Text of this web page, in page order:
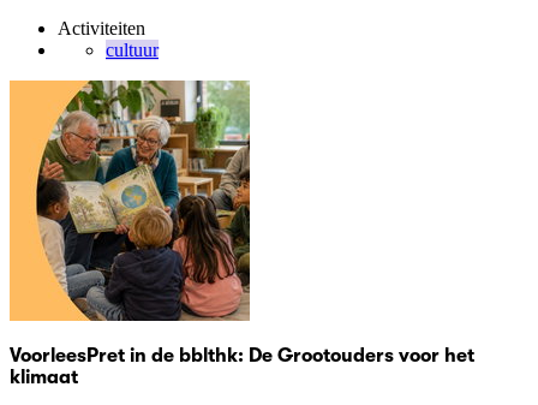
Activiteiten
cultuur
VoorleesPret in de bblthk: De Grootouders voor het
klimaat